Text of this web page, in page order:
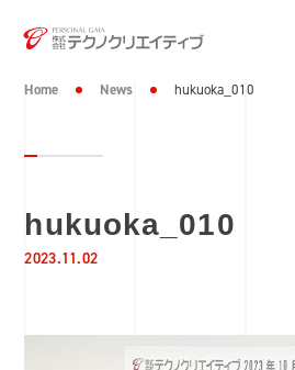
Home News hukuoka_010
hukuoka_010
2023.11.02